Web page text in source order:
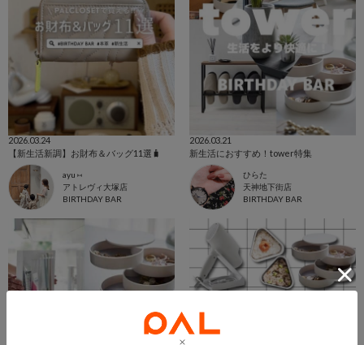
2026.03.24
【新生活新調】お財布＆バッグ11選🧳
ayu ⑅
アトレヴィ大塚店
BIRTHDAY BAR
2026.03.21
新生活におすすめ！tower特集
ひらた
天神地下街店
BIRTHDAY BAR